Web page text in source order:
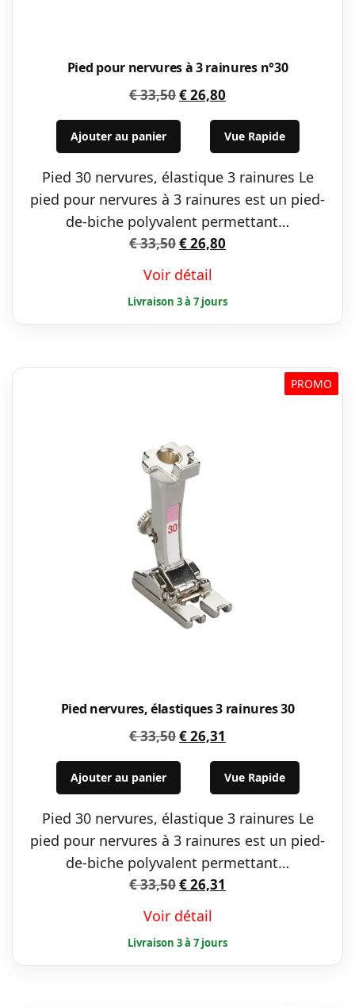
Pied pour nervures à 3 rainures n°30
€33,50Le
prix
était :
€ 33,50.
€26,80
prix
actuel
est :
€ 26,80.
Ajouter au panier Vue Rapide
Pied 30 nervures, élastique 3 rainures Le
pied pour nervures à 3 rainures est un pied-
de-biche polyvalent permettant…
€33,50Le
initial
était :
€ 33,50.
€26,80
est :
€ 26,80.
Voir détail
PROMO
Pied nervures, élastiques 3 rainures 30
€33,50Le
prix
était :
€ 33,50.
€26,31
prix
actuel
est :
€ 26,31.
Ajouter au panier Vue Rapide
Pied 30 nervures, élastique 3 rainures Le
pied pour nervures à 3 rainures est un pied-
de-biche polyvalent permettant…
€33,50Le
initial
était :
€ 33,50.
€26,31
est :
€ 26,31.
Voir détail